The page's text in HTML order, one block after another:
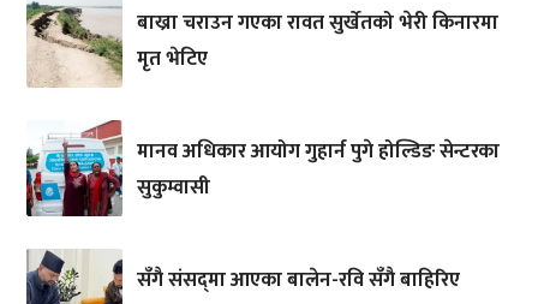
बाख्रा चराउन गएका रावत सुर्खेतको भेरी किनारमा
मृत भेटिए
मानव अधिकार आयोग गुहार्न पुगे होल्डिङ सेन्टरका
सुकुम्वासी
सँगै संसद्‌मा आएका बालेन-रवि सँगै बाहिरिए